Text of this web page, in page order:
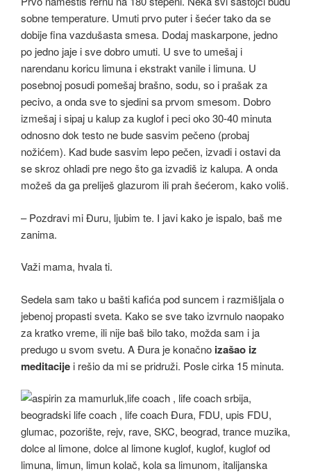
sobne temperature. Umuti prvo puter i šećer tako da se
dobije fina vazdušasta smesa. Dodaj maskarpone, jedno
po jedno jaje i sve dobro umuti. U sve to umešaj i
narendanu koricu limuna i ekstrakt vanile i limuna. U
posebnoj posudi pomešaj brašno, sodu, so i prašak za
pecivo, a onda sve to sjedini sa prvom smesom. Dobro
izmešaj i sipaj u kalup za kuglof i peci oko 30-40 minuta
odnosno dok testo ne bude sasvim pečeno (probaj
nožićem). Kad bude sasvim lepo pečen, izvadi i ostavi da
se skroz ohladi pre nego što ga izvadiš iz kalupa. A onda
možeš da ga preliješ glazurom ili prah šećerom, kako voliš.
– Pozdravi mi Đuru, ljubim te. I javi kako je ispalo, baš me
zanima.
Važi mama, hvala ti.
Sedela sam tako u bašti kafića pod suncem i razmišljala o
jebenoj propasti sveta. Kako se sve tako izvrnulo naopako
za kratko vreme, ili nije baš bilo tako, možda sam i ja
predugo u svom svetu. A Đura je konačno izašao iz
meditacije i rešio da mi se pridruži. Posle cirka 15 minuta.